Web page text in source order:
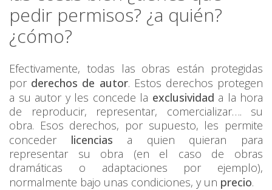
pedir permisos? ¿a quién?
¿cómo?
Efectivamente, todas las obras están protegidas
por derechos de autor. Estos derechos protegen
a su autor y les concede la exclusividad a la hora
de reproducir, representar, comercializar…. su
obra. Esos derechos, por supuesto, les permite
conceder licencias a quien quieran para
representar su obra (en el caso de obras
dramáticas o adaptaciones por ejemplo),
normalmente bajo unas condiciones, y un precio.